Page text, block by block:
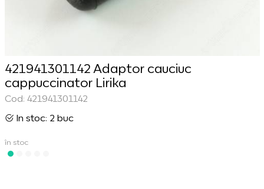
421941301142 Adaptor cauciuc
cappuccinator Lirika
Cod: 421941301142
In stoc: 2 buc
în stoc